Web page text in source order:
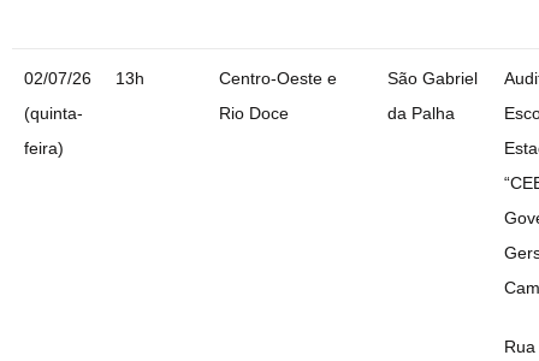
02/07/26
(quinta-
feira)
13h
Centro-Oeste e
Rio Doce
São Gabriel
da Palha